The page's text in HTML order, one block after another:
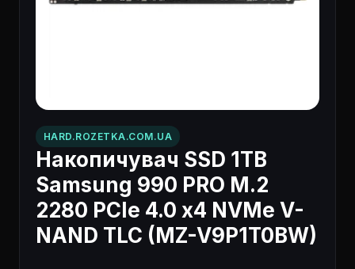
HARD.ROZETKA.COM.UA
Накопичувач SSD 1ТB
Samsung 990 PRO M.2
2280 PCIe 4.0 x4 NVMe V-
NAND TLC (MZ-V9P1T0BW)